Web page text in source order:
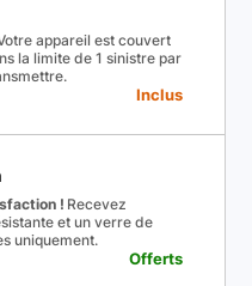
appareil est couvert
la limite de 1 sinistre par
Inclus
! Recevez
et un verre de
uniquement.
Offerts